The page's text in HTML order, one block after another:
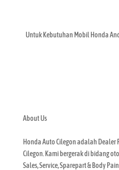
Untuk Kebutuhan Mobil Honda
About Us
Honda Auto Cilegon adalah Dealer
Cilegon. Kami bergerak di bidang
Sales, Service, Sparepart & Body